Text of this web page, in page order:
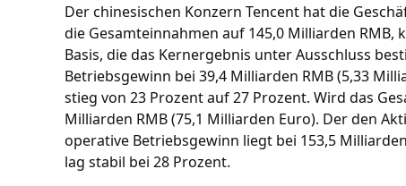
Der chinesischen Konzern Tencent hat die
die Gesamteinnahmen auf 145,0 Milliarden RMB,
Basis, die das Kernergebnis unter Ausschluss
Betriebsgewinn bei 39,4 Milliarden RMB (5,33
stieg von 23 Prozent auf 27 Prozent. Wird das
Milliarden RMB (75,1 Milliarden Euro). Der den
operative Betriebsgewinn liegt bei 153,5
lag stabil bei 28 Prozent.